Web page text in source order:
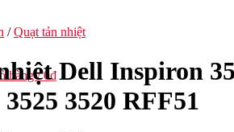
hàng /0₫
/ Quạt tản nhiệt
Dell Inspiron
3525 3520 RFF51